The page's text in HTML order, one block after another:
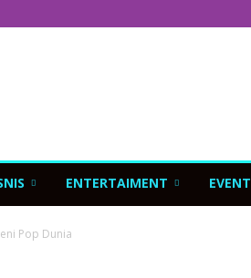
ENTERTAIMENT EVENT
Pop Dunia